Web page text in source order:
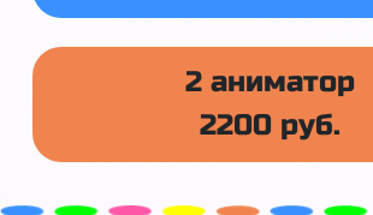
2 аниматор
2200 руб.